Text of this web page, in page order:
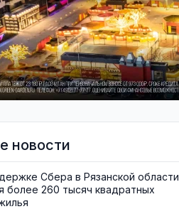
новости
Сбера в Рязанской области
более 260 тысяч квадратных